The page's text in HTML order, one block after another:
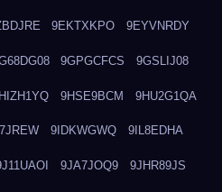
9EKTXKPO 9EYVNRDY
9GPGCFCS 9GSLIJ08
9HSE9BCM 9HU2G1QA
9IDKWGWQ 9IL8EDHA
9JA7JOQ9 9JHR89JS